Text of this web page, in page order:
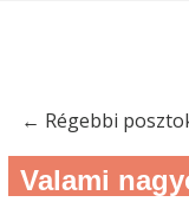
← Régebbi
Valami